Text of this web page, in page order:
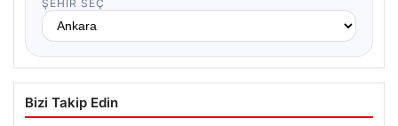
ŞEHIR SEÇ
Bizi Takip Edin